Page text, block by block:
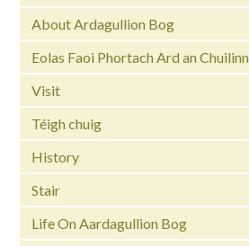
About Ardagullion Bog
Eolas Faoi Phortach Ard an Chuilinn
Visit
Téigh chuig
History
Stair
Life On Aardagullion Bog